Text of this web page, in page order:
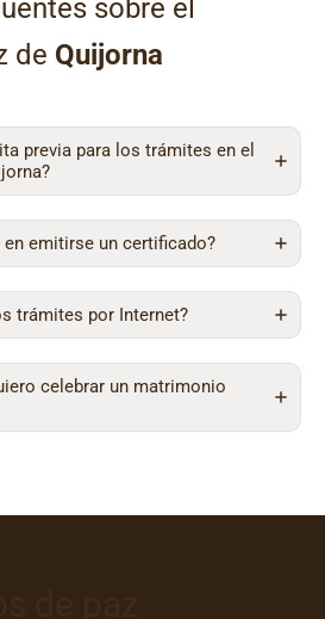
sobre el
de Quijorna
previa para los trámites en el
emitirse un certificado?
trámites por Internet?
celebrar un matrimonio